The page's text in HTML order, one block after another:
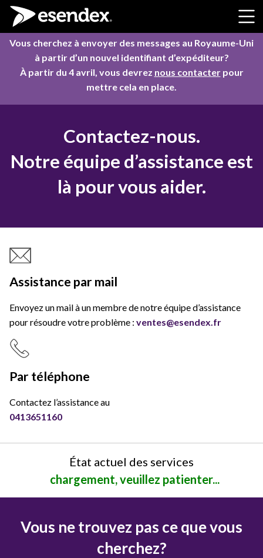
Skip to content
Vous cherchez à envoyer des messages au Royaume-Uni
à partir d’un nouvel identifiant d’expéditeur?
À partir du 4 avril, vous devrez nous contacterpour
mettre cela en place.
Contactez-nous.
Notre équipe d’assistance est
là pour vous aider.
Assistance par mail
Envoyez un mail à un membre de notre équipe d’assistance
pour résoudre votre problème : ventes@esendex.fr
Par téléphone
Contactez l’assistance au
0413651160
État actuel des services
chargement, veuillez patienter...
Vous ne trouvez pas ce que vous
cherchez?